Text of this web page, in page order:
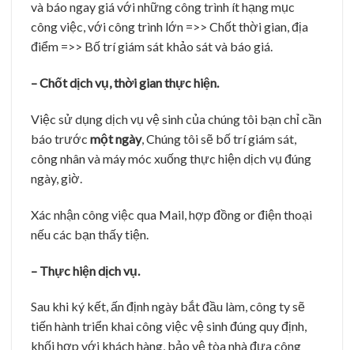
nhân vào vị trí làm việc, đảm bảo công việc được thực
hiện đúng lịch, đúng tiến độ
hàng nghiệm thu giữa hai bên và làm thanh toán cũng
như kết thúc hợp đồng. Nếu các bạn chưa hài lòng
hạng mục nào chúng tôi sẽ khắc phục lại, khi bạn đã
ok hết tất cả các hạng mục mới thanh toán dịch vụ
Sạch
Trụ sở chính: Lô 6, Khu quy hoạch Tùng Thiện Vương,